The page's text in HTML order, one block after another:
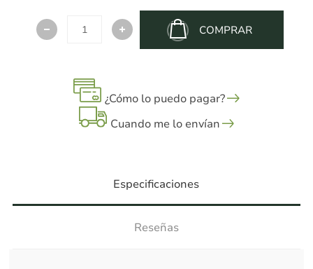
COMPRAR
¿Cómo lo puedo pagar?
Cuando me lo envían
Especificaciones
Reseñas